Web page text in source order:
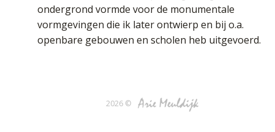
ondergrond vormde voor de monumentale
vormgevingen die ik later ontwierp en bij o.a.
openbare gebouwen en scholen heb uitgevoerd.
2026 ©